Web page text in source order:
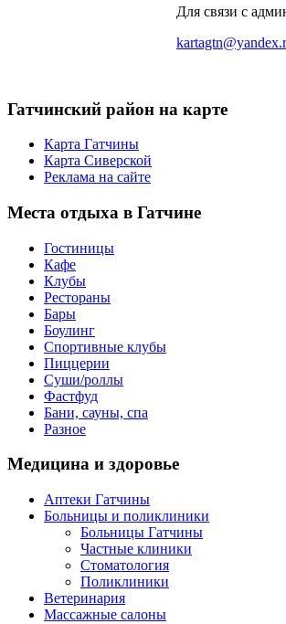
Для связи с
Гатчинский район на карте
Карта Гатчины
Карта Сиверской
Реклама на сайте
Места отдыха в Гатчине
Гостиницы
Кафе
Клубы
Рестораны
Бары
Боулинг
Спортивные клубы
Пиццерии
Суши/роллы
Фастфуд
Бани, сауны, спа
Разное
Медицина и здоровье
Аптеки Гатчины
Больницы и поликлиники
Больницы Гатчины
Частные клиники
Стоматология
Поликлиники
Ветеринария
Массажные салоны